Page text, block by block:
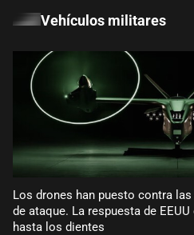
Vehículos militares
Los drones han puesto contra
de ataque. La respuesta de
hasta los dientes